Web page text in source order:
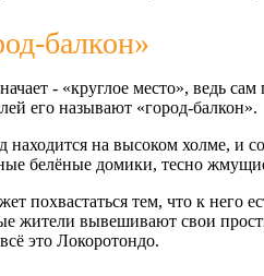
балкон»
- «круглое место», ведь
его называют «город-балкон».
находится на высоком холме,
белёные домики, тесно
похвастаться тем, что к него
жители вывешивают свои
это Локоротондо.